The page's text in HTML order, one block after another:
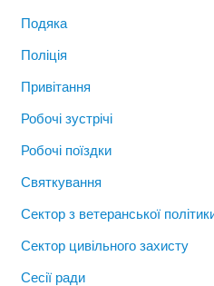
Подяка
Поліція
Привітання
Робочі зустрічі
Робочі поїздки
Святкування
Сектор з ветеранської
Сектор цивільного захисту
Сесії ради